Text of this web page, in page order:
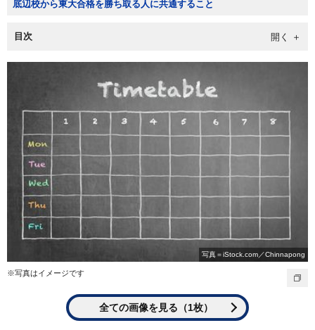
底辺校から東大合格を勝ち取る人に共通すること
目次
写真＝iStock.com／Chinnapong
※写真はイメージです
全ての画像を見る（1枚）